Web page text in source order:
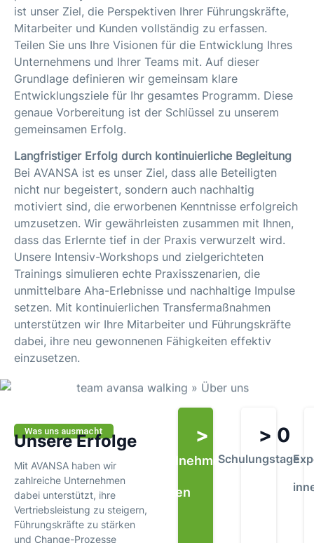
ist unser Ziel, die Perspektiven Ihrer Führungskräfte,
Mitarbeiter und Kunden vollständig zu erfassen.
Teilen Sie uns Ihre Visionen für die Entwicklung Ihres
Unternehmens und Ihrer Teams mit. Auf dieser
Grundlage definieren wir gemeinsam klare
Entwicklungsziele für Ihr gesamtes Programm. Diese
genaue Vorbereitung ist der Schlüssel zu unserem
gemeinsamen Erfolg.
Langfristiger Erfolg durch kontinuierliche Begleitung
Bei AVANSA ist es unser Ziel, dass alle Beteiligten
nicht nur begeistert, sondern auch nachhaltig
motiviert sind, die erworbenen Kenntnisse erfolgreich
umzusetzen. Wir gewährleisten zusammen mit Ihnen,
dass das Erlernte tief in der Praxis verwurzelt wird.
Unsere Intensiv-Workshops und zielgerichteten
Trainings simulieren echte Praxisszenarien, die
unmittelbare Aha-Erlebnisse und nachhaltige Impulse
setzen. Mit kontinuierlichen Transfermaßnahmen
unterstützen wir Ihre Mitarbeiter und Führungskräfte
dabei, ihre neu gewonnenen Fähigkeiten effektiv
einzusetzen.
Was uns ausmacht
Unsere Erfolge
Mit AVANSA haben wir
zahlreiche Unternehmen
dabei unterstützt, ihre
Vertriebsleistung zu steigern,
Führungskräfte zu stärken
und Change-Prozesse
Teilnehmer/-
innen
>
Schulungstage
> 0